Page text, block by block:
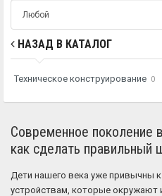
НАЗАД В КАТАЛОГ
Техническое конструирование 0
Современное поколение
как сделать правильный
Дети нашего века уже привычны
устройствам, которые окружают